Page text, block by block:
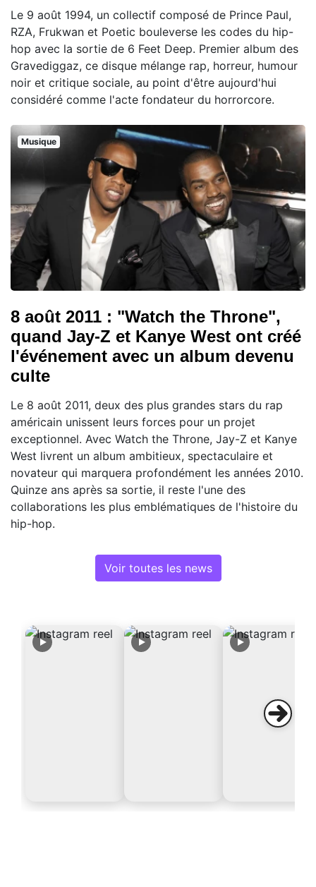
Le 9 août 1994, un collectif composé de Prince Paul,
RZA, Frukwan et Poetic bouleverse les codes du hip-
hop avec la sortie de 6 Feet Deep. Premier album des
Gravediggaz, ce disque mélange rap, horreur, humour
noir et critique sociale, au point d'être aujourd'hui
considéré comme l'acte fondateur du horrorcore.
Musique
8 août 2011 : "Watch the Throne",
quand Jay-Z et Kanye West ont créé
l'événement avec un album devenu
culte
Le 8 août 2011, deux des plus grandes stars du rap
américain unissent leurs forces pour un projet
exceptionnel. Avec Watch the Throne, Jay-Z et Kanye
West livrent un album ambitieux, spectaculaire et
novateur qui marquera profondément les années 2010.
Quinze ans après sa sortie, il reste l'une des
collaborations les plus emblématiques de l'histoire du
hip-hop.
Voir toutes les news